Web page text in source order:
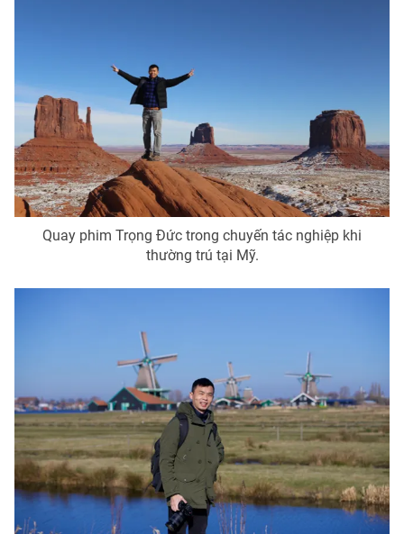
Quay phim Trọng Đức trong chuyến tác nghiệp khi
thường trú tại Mỹ.